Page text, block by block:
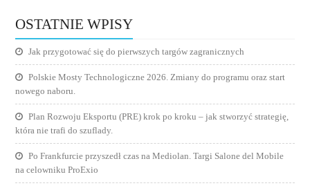
OSTATNIE WPISY
Jak przygotować się do pierwszych targów zagranicznych
Polskie Mosty Technologiczne 2026. Zmiany do programu oraz start
nowego naboru.
Plan Rozwoju Eksportu (PRE) krok po kroku – jak stworzyć strategię,
która nie trafi do szuflady.
Po Frankfurcie przyszedł czas na Mediolan. Targi Salone del Mobile
na celowniku ProExio